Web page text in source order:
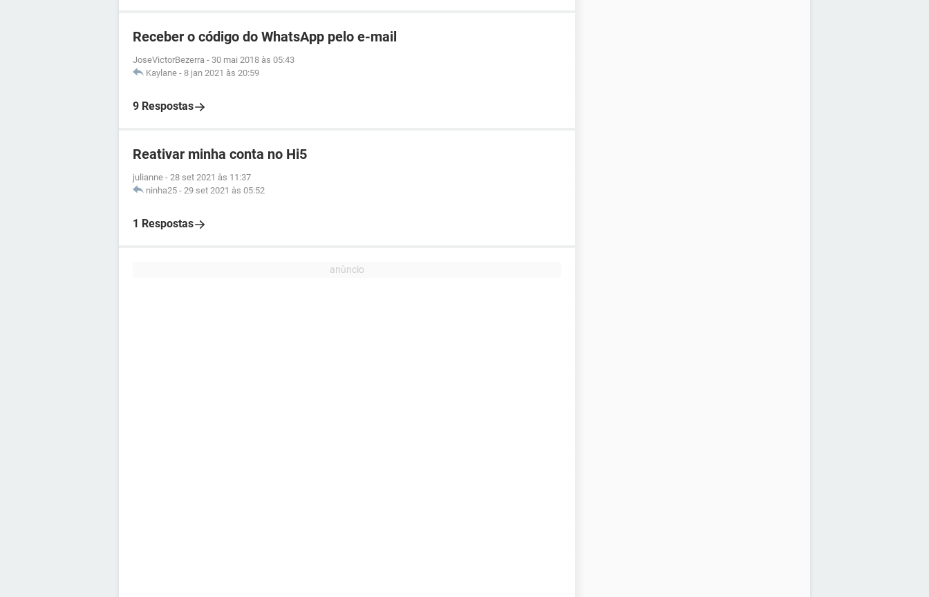
Receber o código do WhatsApp pelo e-mail
JoseVictorBezerra - 30 mai 2018 às 05:43
Kaylane - 8 jan 2021 às 20:59
9 Respostas
Reativar minha conta no Hi5
julianne - 28 set 2021 às 11:37
ninha25 - 29 set 2021 às 05:52
1 Respostas